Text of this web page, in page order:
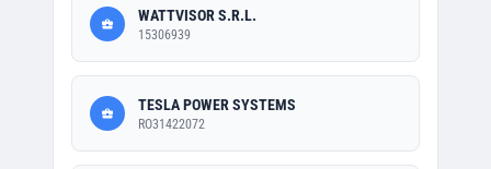
WATTVISOR S.R.L.
15306939
TESLA POWER SYSTEMS
RO31422072